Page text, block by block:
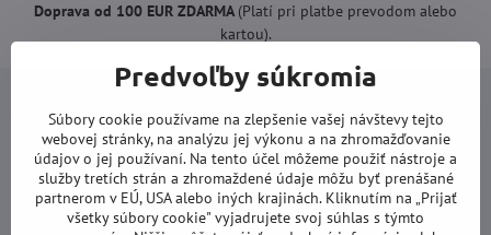
Doprava od 100 EUR ZDARMA(Platí pri platbe prevodom alebo
kartou).
Newsletter
Odoberať naše novinky:
Predvoľby súkromia
Súbory cookie používame na zlepšenie vašej návštevy tejto
webovej stránky, na analýzu jej výkonu a na zhromažďovanie
údajov o jej používaní. Na tento účel môžeme použiť nástroje a
služby tretích strán a zhromaždené údaje môžu byť prenášané
partnerom v EÚ, USA alebo iných krajinách. Kliknutím na „Prijať
všetky súbory cookie" vyjadrujete svoj súhlas s týmto